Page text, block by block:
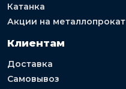
Катанка
Акции на металлопрокат
Клиентам
Доставка
Самовывоз